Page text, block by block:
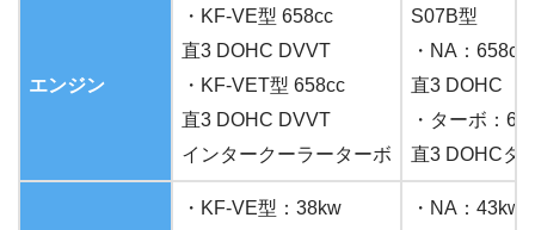
エンジン
・KF-VE型 658cc
直3 DOHC DVVT
・KF-VET型 658cc
直3 DOHC DVVT
インタークーラーターボ
S07B型
・NA：658cc
直3 DOHC
・ターボ：
直3 DOHCタ
・KF-VE型：38kw
・NA：43kw